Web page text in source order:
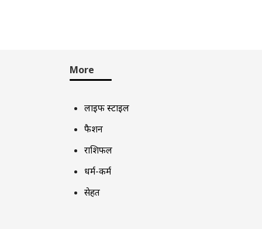
More
लाइफ स्टाइल
फैशन
राशिफल
धर्म-कर्म
सेहत